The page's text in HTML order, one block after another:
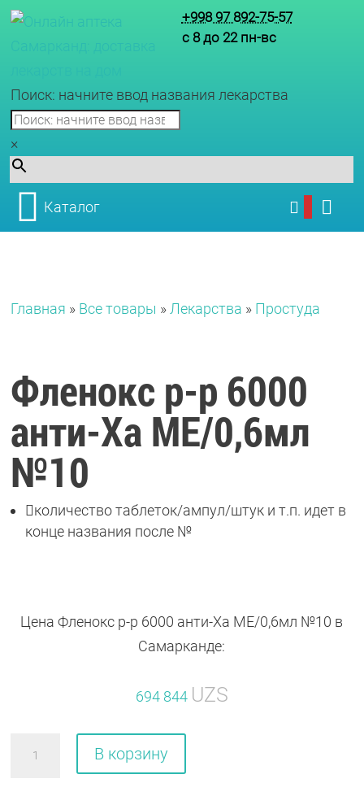
+998 97 892-75-57
с 8 до 22 пн-вс
Поиск: начните ввод названия лекарства
×
Каталог
Главная » Все товары » Лекарства » Простуда
Фленокс р-р 6000
анти-Ха МЕ/0,6мл
№10
количество таблеток/ампул/штук и т.п. идет в
конце названия после №
Цена Фленокс р-р 6000 анти-Ха МЕ/0,6мл №10 в
Самарканде:
694 844 UZS
В корзину